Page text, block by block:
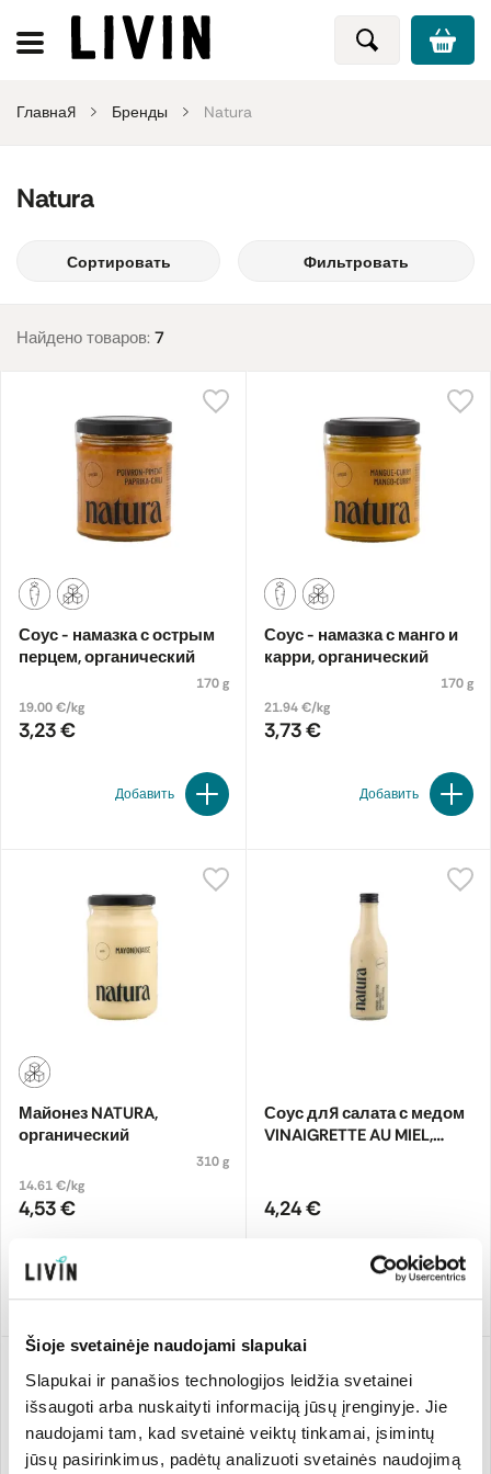
Šioje svetainėje naudojami slapukai
Slapukai ir panašios technologijos leidžia svetainei
išsaugoti arba nuskaityti informaciją jūsų įrenginyje. Jie
naudojami tam, kad svetainė veiktų tinkamai, įsimintų
jūsų pasirinkimus, padėtų analizuoti svetainės naudojimą
Главная Бренды Natura
Natura
Сортировать Фильтровать
Найдено товаров: 7
Соус - намазка с острым
перцем, органический
170 g
19.00 €/kg
3,23 €
Добавить
Соус - намазка с манго и
карри, органический
170 g
21.94 €/kg
3,73 €
Добавить
Майонез NATURA,
органический
310 g
14.61 €/kg
4,53 €
Соус для салата с медом
VINAIGRETTE AU MIEL,
4,24 €
Извините, товар в
настоящее время